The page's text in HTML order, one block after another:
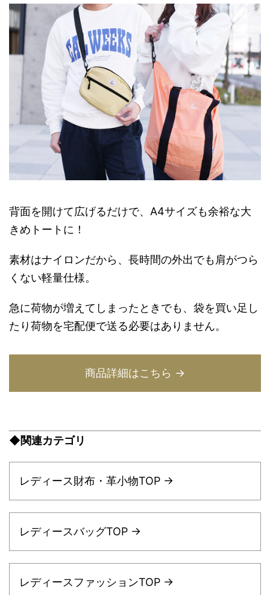
背面を開けて広げるだけで、A4サイズも余裕な大
きめトートに！
素材はナイロンだから、長時間の外出でも肩がつら
くない軽量仕様。
急に荷物が増えてしまったときでも、袋を買い足し
たり荷物を宅配便で送る必要はありません。
商品詳細はこちら →
◆関連カテゴリ
レディース財布・革小物TOP →
レディースバッグTOP →
レディースファッションTOP →